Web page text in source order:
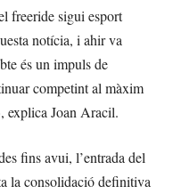
freeride sigui esport
notícia, i ahir va
és un impuls de
competint al màxim
explica Joan Aracil.
fins avui, l’entrada del
la consolidació definitiva